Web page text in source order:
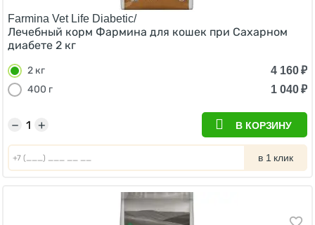
Farmina Vet Life Diabetic/
Лечебный корм Фармина для кошек при Сахарном
диабете 2 кг
2 кг 4 160₽
400 г
1 040₽
+
− В КОРЗИНУ
в 1 клик